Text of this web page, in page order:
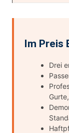
Im Preis
Drei